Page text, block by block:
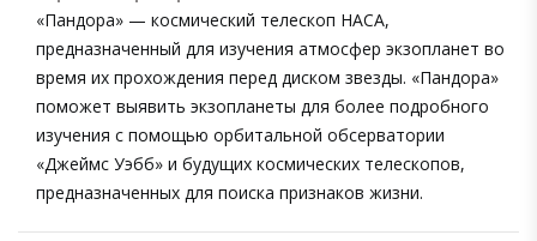
«Пандора» — космический телескоп НАСА,
предназначенный для изучения атмосфер экзопланет во
время их прохождения перед диском звезды. «Пандора»
поможет выявить экзопланеты для более подробного
изучения с помощью орбитальной обсерватории
«Джеймс Уэбб» и будущих космических телескопов,
предназначенных для поиска признаков жизни.